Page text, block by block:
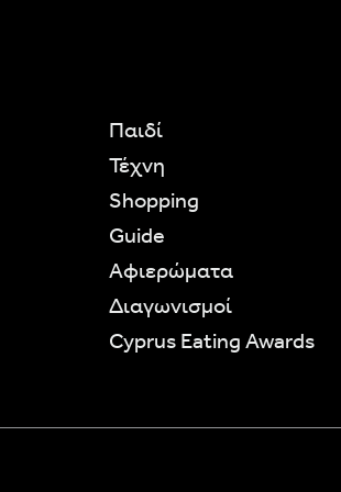
Παιδί
Τέχνη
Shopping
Guide
Aφιερώματα
Διαγωνισμοί
Cyprus Eating Awards